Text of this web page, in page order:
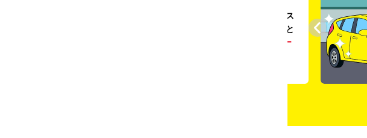
。ガソリンス
タンドや整備工場の既存インフラを活用すること
リー